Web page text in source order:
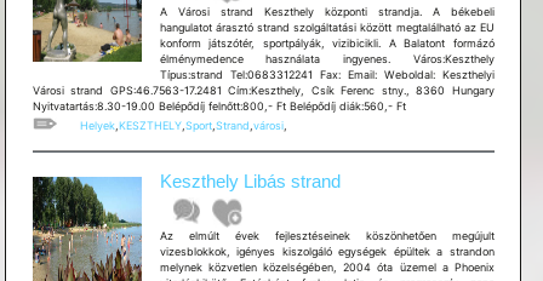
A Városi strand Keszthely központi strandja. A békebeli
hangulatot árasztó strand szolgáltatási között megtalálható az EU
konform játszótér, sportpályák, vizibicikli. A Balatont formázó
élménymedence használata ingyenes. Város:Keszthely
Típus:strand Tel:0683312241 Fax: Email: Weboldal: Keszthelyi
Városi strand GPS:46.7563-17.2481 Cím:Keszthely, Csík Ferenc stny., 8360 Hungary
Nyitvatartás:8.30-19.00 Belépődíj felnőtt:800,- Ft Belépődíj diák:560,- Ft
Helyek,KESZTHELY,Sport,Strand,városi,
Keszthely Libás strand
Az elmúlt évek fejlesztéseinek köszönhetően megújult
vizesblokkok, igényes kiszolgáló egységek épültek a strandon
melynek közvetlen közelségében, 2004 óta üzemel a Phoenix